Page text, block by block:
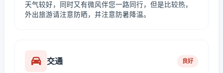
天气较好，同时又有微风伴您一路同行，但是比较热，
外出旅游请注意防晒，并注意防暑降温。
交通 良好